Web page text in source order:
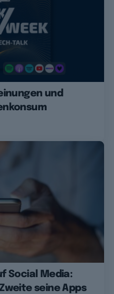
und
Social Media:
seine Apps